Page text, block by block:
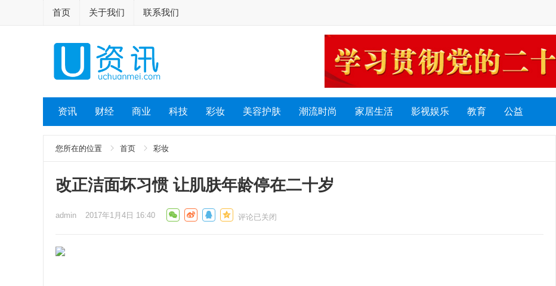
首页 关于我们 联系我们
资讯 财经 商业 科技 彩妆 美容护肤 潮流时尚 家居生活 影视娱乐 教育 公益
您所在的位置 首页 彩妆
改正洁面坏习惯 让肌肤年龄停在二十岁
admin 2017年1月4日 16:40 评论已关闭